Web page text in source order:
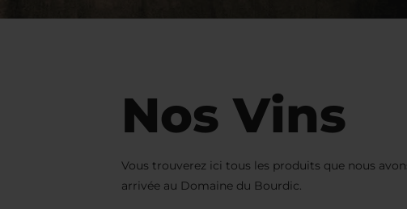
Nos Vins
Vous trouverez ici tous les produits que nous
arrivée au Domaine du Bourdic.